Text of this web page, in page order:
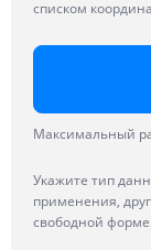
списком
Максимальный
Укажите тип
применения,
свободной